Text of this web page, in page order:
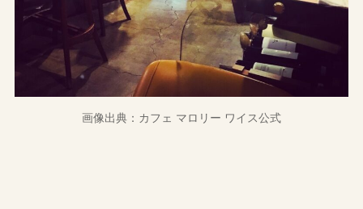
画像出典：カフェ マロリー ワイス公式